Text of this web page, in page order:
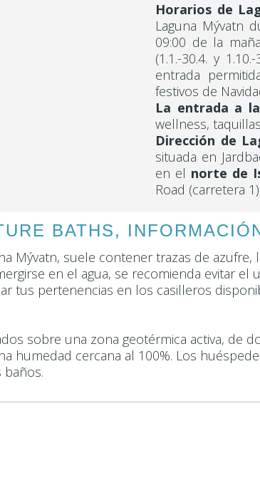
Horarios de
Laguna Mývatn
09:00 de la
(1.1.-30.4. y
entrada
festivos de
La entrada a
wellness,
Dirección de
situada en
en el norte de
Road (carretera
BATHS,
Mývatn, suele contener trazas de
en el agua, se recomienda evitar
tus pertenencias en los casilleros
sobre una zona geotérmica activa, de
humedad cercana al 100%. Los